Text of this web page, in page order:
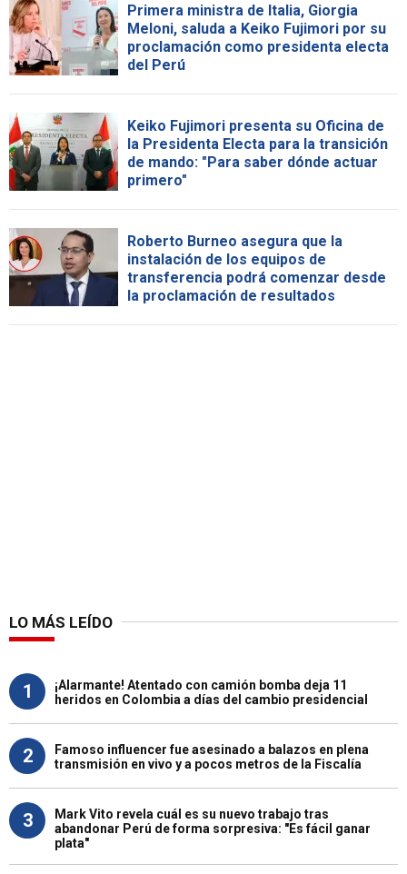
Primera ministra de Italia, Giorgia
Meloni, saluda a Keiko Fujimori por su
proclamación como presidenta electa
del Perú
Keiko Fujimori presenta su Oficina de
la Presidenta Electa para la transición
de mando: "Para saber dónde actuar
primero"
Roberto Burneo asegura que la
instalación de los equipos de
transferencia podrá comenzar desde
la proclamación de resultados
LO MÁS LEÍDO
1
¡Alarmante! Atentado con camión bomba deja 11
heridos en Colombia a días del cambio presidencial
2
Famoso influencer fue asesinado a balazos en plena
transmisión en vivo y a pocos metros de la Fiscalía
3
Mark Vito revela cuál es su nuevo trabajo tras
abandonar Perú de forma sorpresiva: "Es fácil ganar
plata"